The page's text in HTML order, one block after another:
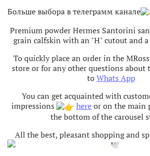
Больше выбора в телеграмм канале
Premium powder Hermes Santorini
grain calfskin with an "H" cutout and
To quickly place an order in the
store or for any other questions about
to Whats App
You can get acquainted with
impressions
hereor on the main
the bottom of the carousel
All the best, pleasant shopping and